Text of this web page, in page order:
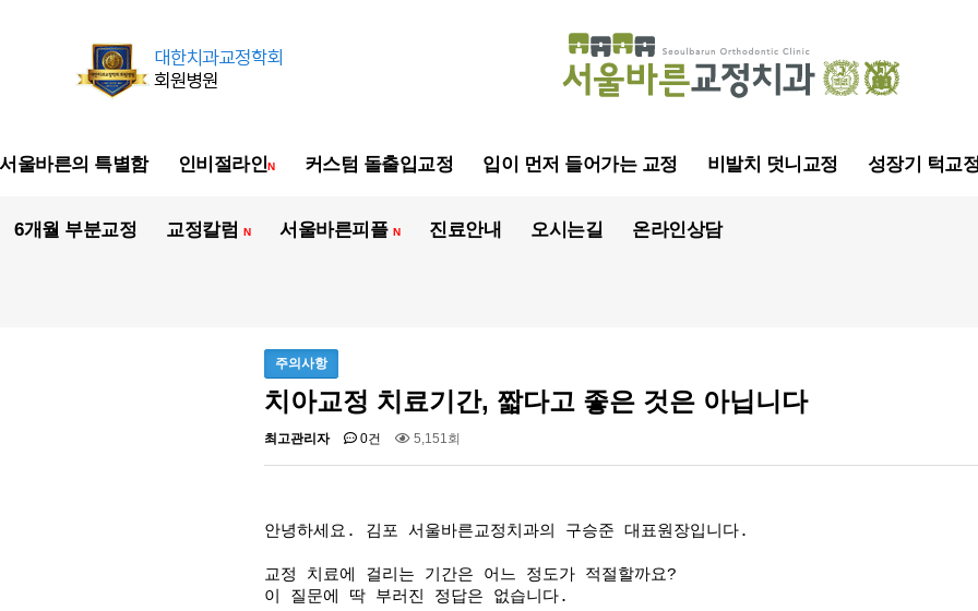
서울바른의 특별함 인비절라인N 커스텀 돌출입교정 입이 먼저 들어가는 교정 비발치 덧니교정 성장기 턱교
6개월 부분교정 교정칼럼 N 서울바른피플 N 진료안내 오시는길 온라인상담
주의사항
치아교정 치료기간, 짧다고 좋은 것은 아닙니다
최고관리자 0건 5,151회
안녕하세요. 김포 서울바른교정치과의 구승준 대표원장입니다.
교정 치료에 걸리는 기간은 어느 정도가 적절할까요?
이 질문에 딱 부러진 정답은 없습니다.